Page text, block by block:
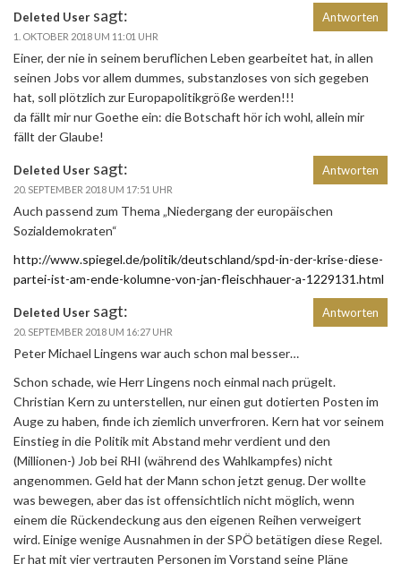
Deleted User sagt:
1. OKTOBER 2018 UM 11:01 UHR
Einer, der nie in seinem beruflichen Leben gearbeitet hat, in allen
seinen Jobs vor allem dummes, substanzloses von sich gegeben
hat, soll plötzlich zur Europapolitikgröße werden!!!
da fällt mir nur Goethe ein: die Botschaft hör ich wohl, allein mir
fällt der Glaube!
Antworten
Deleted User sagt:
20. SEPTEMBER 2018 UM 17:51 UHR
Auch passend zum Thema „Niedergang der europäischen
Sozialdemokraten“
http://www.spiegel.de/politik/deutschland/spd-in-der-krise-diese-
partei-ist-am-ende-kolumne-von-jan-fleischhauer-a-1229131.html
Antworten
Deleted User sagt:
20. SEPTEMBER 2018 UM 16:27 UHR
Peter Michael Lingens war auch schon mal besser…
Schon schade, wie Herr Lingens noch einmal nach prügelt.
Christian Kern zu unterstellen, nur einen gut dotierten Posten im
Auge zu haben, finde ich ziemlich unverfroren. Kern hat vor seinem
Einstieg in die Politik mit Abstand mehr verdient und den
(Millionen-) Job bei RHI (während des Wahlkampfes) nicht
angenommen. Geld hat der Mann schon jetzt genug. Der wollte
was bewegen, aber das ist offensichtlich nicht möglich, wenn
einem die Rückendeckung aus den eigenen Reihen verweigert
wird. Einige wenige Ausnahmen in der SPÖ betätigen diese Regel.
Er hat mit vier vertrauten Personen im Vorstand seine Pläne
Antworten